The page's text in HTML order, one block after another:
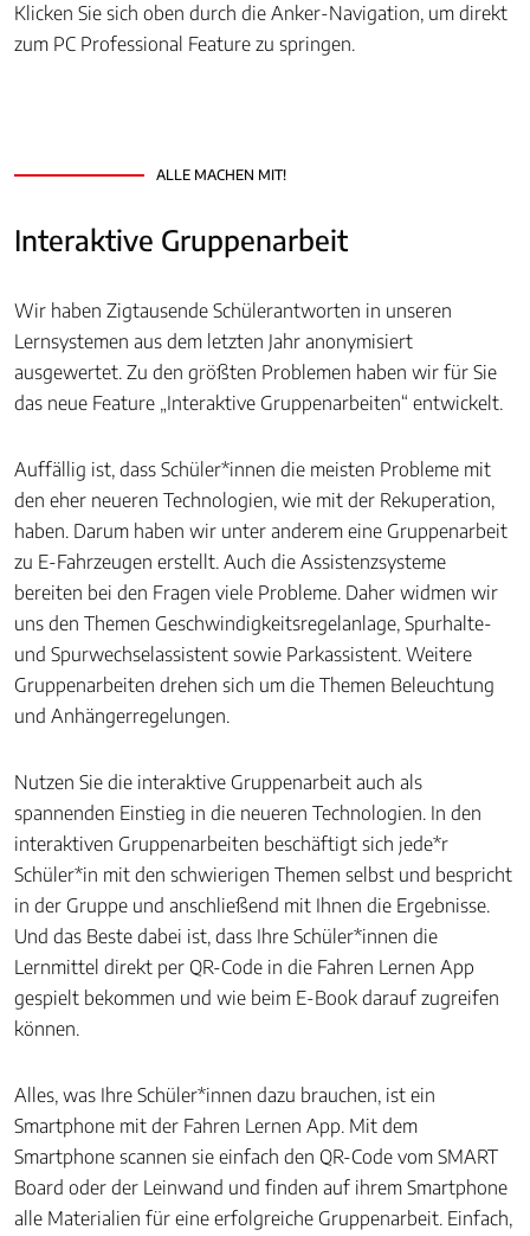
Klicken Sie sich oben durch die Anker-Navigation, um direkt
zum PC Professional Feature zu springen.
ALLE MACHEN MIT!
Interaktive Gruppenarbeit
Wir haben Zigtausende Schülerantworten in unseren
Lernsystemen aus dem letzten Jahr anonymisiert
ausgewertet. Zu den größten Problemen haben wir für Sie
das neue Feature „Interaktive Gruppenarbeiten“ entwickelt.
Auffällig ist, dass Schüler*innen die meisten Probleme mit
den eher neueren Technologien, wie mit der Rekuperation,
haben. Darum haben wir unter anderem eine Gruppenarbeit
zu E-Fahrzeugen erstellt. Auch die Assistenzsysteme
bereiten bei den Fragen viele Probleme. Daher widmen wir
uns den Themen Geschwindigkeitsregelanlage, Spurhalte-
und Spurwechselassistent sowie Parkassistent. Weitere
Gruppenarbeiten drehen sich um die Themen Beleuchtung
und Anhängerregelungen.
Nutzen Sie die interaktive Gruppenarbeit auch als
spannenden Einstieg in die neueren Technologien. In den
interaktiven Gruppenarbeiten beschäftigt sich jede*r
Schüler*in mit den schwierigen Themen selbst und bespricht
in der Gruppe und anschließend mit Ihnen die Ergebnisse.
Und das Beste dabei ist, dass Ihre Schüler*innen die
Lernmittel direkt per QR-Code in die Fahren Lernen App
gespielt bekommen und wie beim E-Book darauf zugreifen
können.
Alles, was Ihre Schüler*innen dazu brauchen, ist ein
Smartphone mit der Fahren Lernen App. Mit dem
Smartphone scannen sie einfach den QR-Code vom SMART
Board oder der Leinwand und finden auf ihrem Smartphone
alle Materialien für eine erfolgreiche Gruppenarbeit. Einfach,